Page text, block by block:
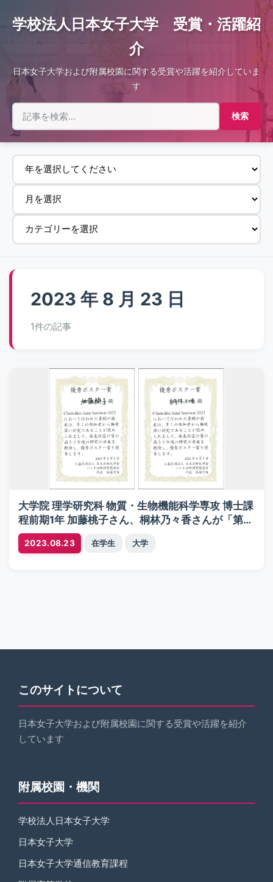
学校法人日本女子大学 受賞・活躍紹
介
日本女子大学および附属校園に関する受賞や活躍を紹介していま
す
2023 年 8 月 23 日
1件の記事
大学院 理学研究科 物質・生物機能科学専攻 博士課
程前期1年 加藤桃子さん、桐林乃々香さんが「第11
回Chem-Bio Joint Seminar 2023」にて、優秀ポ
スター賞を受賞
2023.08.23 在学生 大学
このサイトについて
日本女子大学および附属校園に関する受賞や活躍を紹介
しています
附属校園・機関
学校法人日本女子大学
日本女子大学
日本女子大学通信教育課程